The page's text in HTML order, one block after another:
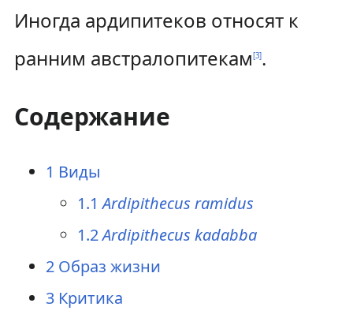
Иногда ардипитеков относят к
ранним австралопитекам[3].
Содержание
1 Виды
1.1 Ardipithecus ramidus
1.2Ardipithecus kadabba
2 Образ жизни
3 Критика